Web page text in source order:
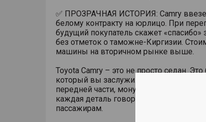
✅ ПРОЗРАЧНАЯ ИСТОРИЯ: Camry
белому контракту на юрлицо. При
будущий покупатель скажет «спасибо»
без отметок о таможне-Киргизии.
машины на вторичном рынке выше.
Toyota Camry – это не просто седан. Это
который вы заслужили. Лаконичная
передней части, монументальный
каждая деталь говорит об уважении к
пассажирам.